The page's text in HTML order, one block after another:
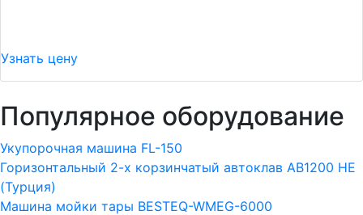
Узнать цену
Популярное оборудование
Укупорочная машина FL-150
Горизонтальный 2-х корзинчатый автоклав АВ1200 HE
(Турция)
Машина мойки тары BESTEQ-WMEG-6000